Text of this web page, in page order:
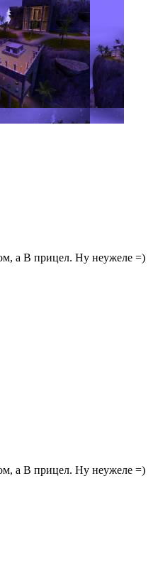
а В прицел. Ну неужеле =)
а В прицел. Ну неужеле =)